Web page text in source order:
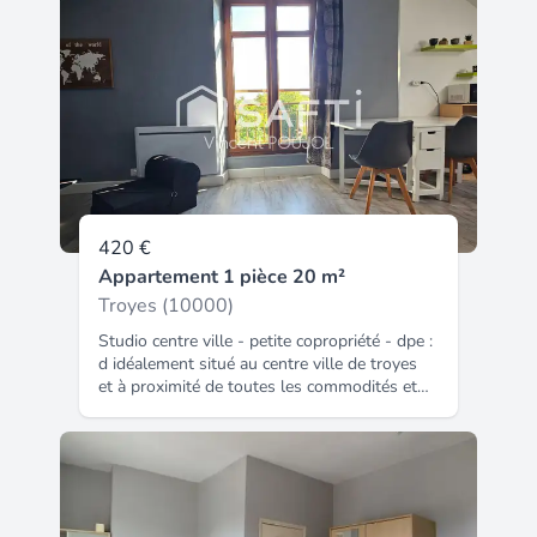
420 €
Appartement 1 pièce 20 m²
Troyes (10000)
Studio centre ville - petite copropriété - dpe :
d idéalement situé au centre ville de troyes
et à proximité de toutes les commodités et
meublé en bon état général, situé au 2ème
étage d'une petite copropriété. Il comprend
une pièce de vie avec une kitchenette et une
complète de bien. Les charges comprennent